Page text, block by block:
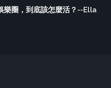
樂圈，到底該怎麼活？--Ella